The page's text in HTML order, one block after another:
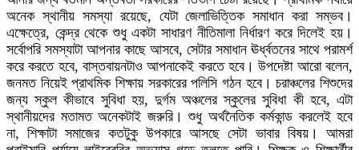
অনেক স্থানীয় সমস্যা রয়েছে, যেটা জেলাভিত্তিক সমাধান করা সম্ভব।
এক্ষেত্রে, কেন্দ্র থেকে শুধু একটা সাধারণ নীতিমালা নির্ধারণ করে দিলেই হয়।
সর্বোপরি সমস্যাটা আপনার কাছে আসবে, সেটার সমাধান ঊর্ধ্বতনের সাথে পরামর্শ
করে করতে হবে, বাস্তবায়নটাও আপনাকেই করতে হবে। উপদেষ্টা আরো বলেন,
জনমত নিয়েই প্রাথমিক শিক্ষায় সরকারের পলিসি গঠন হবে। চরাঞ্চলের শিশুদের
জন্য স্কুল কীভাবে সুবিধা হয়, দুর্গম অঞ্চলের স্কুলের সুবিধা কী হবে, এটা
স্থানীয়দের মতামত অনেকটাই জরুরি। শুধু অর্থনৈতিক কর্মকান্ড করলেই হবে
না, শিক্ষাটা সমাজের কতটুকু উপকারে আসছে সেটা ভাবার বিষয়। আমরা